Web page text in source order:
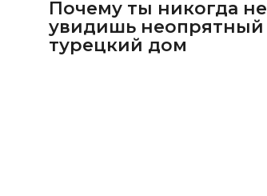
Почему ты никогда не
увидишь неопрятный
турецкий дом